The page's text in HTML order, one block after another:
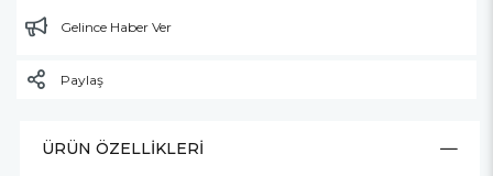
Gelince Haber Ver
Paylaş
ÜRÜN ÖZELLIKLERI